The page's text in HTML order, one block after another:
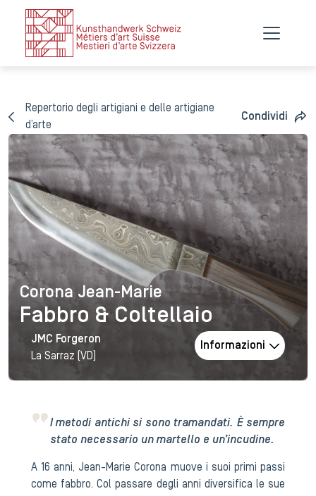
Repertorio degli artigiani e delle artigiane
d’arte
Condividi
Corona Jean-Marie
Corona Jean-Marie
Fabbro & Coltellaio
JMC Forgeron
La Sarraz (VD)
Informazioni
I metodi antichi si sono tramandati. È sempre
stato necessario un martello e un’incudine.
A 16 anni, Jean-Marie Corona muove i suoi primi passi
come fabbro. Col passare degli anni diversifica le sue